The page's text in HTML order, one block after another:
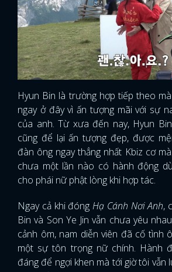
ĐĂNG
Hyun Bin là trường hợp tiếp theo
ngay ở đây vì ấn tượng mãi với sự
của anh. Từ xưa đến nay, Hyun
cũng để lại ấn tượng đẹp, được
đàn ông ngay thẳng nhất Kbiz cơ
chưa một lần nào có hành động
cho phái nữ phật lòng khi hợp tác.
Ngay cả khi đóng Hạ Cánh Nơi Anh,
Bin và Son Ye Jin vẫn chưa yêu
cảnh ôm, nam diễn viên đã cố tình
một sự tôn trọng nữ chính. Hành
đáng để ngợi khen mà tới giờ tôi vẫn